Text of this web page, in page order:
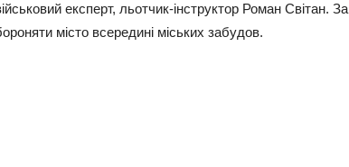
експерт, льотчик-інструктор Роман Світан. За
місто всередині міських забудов.